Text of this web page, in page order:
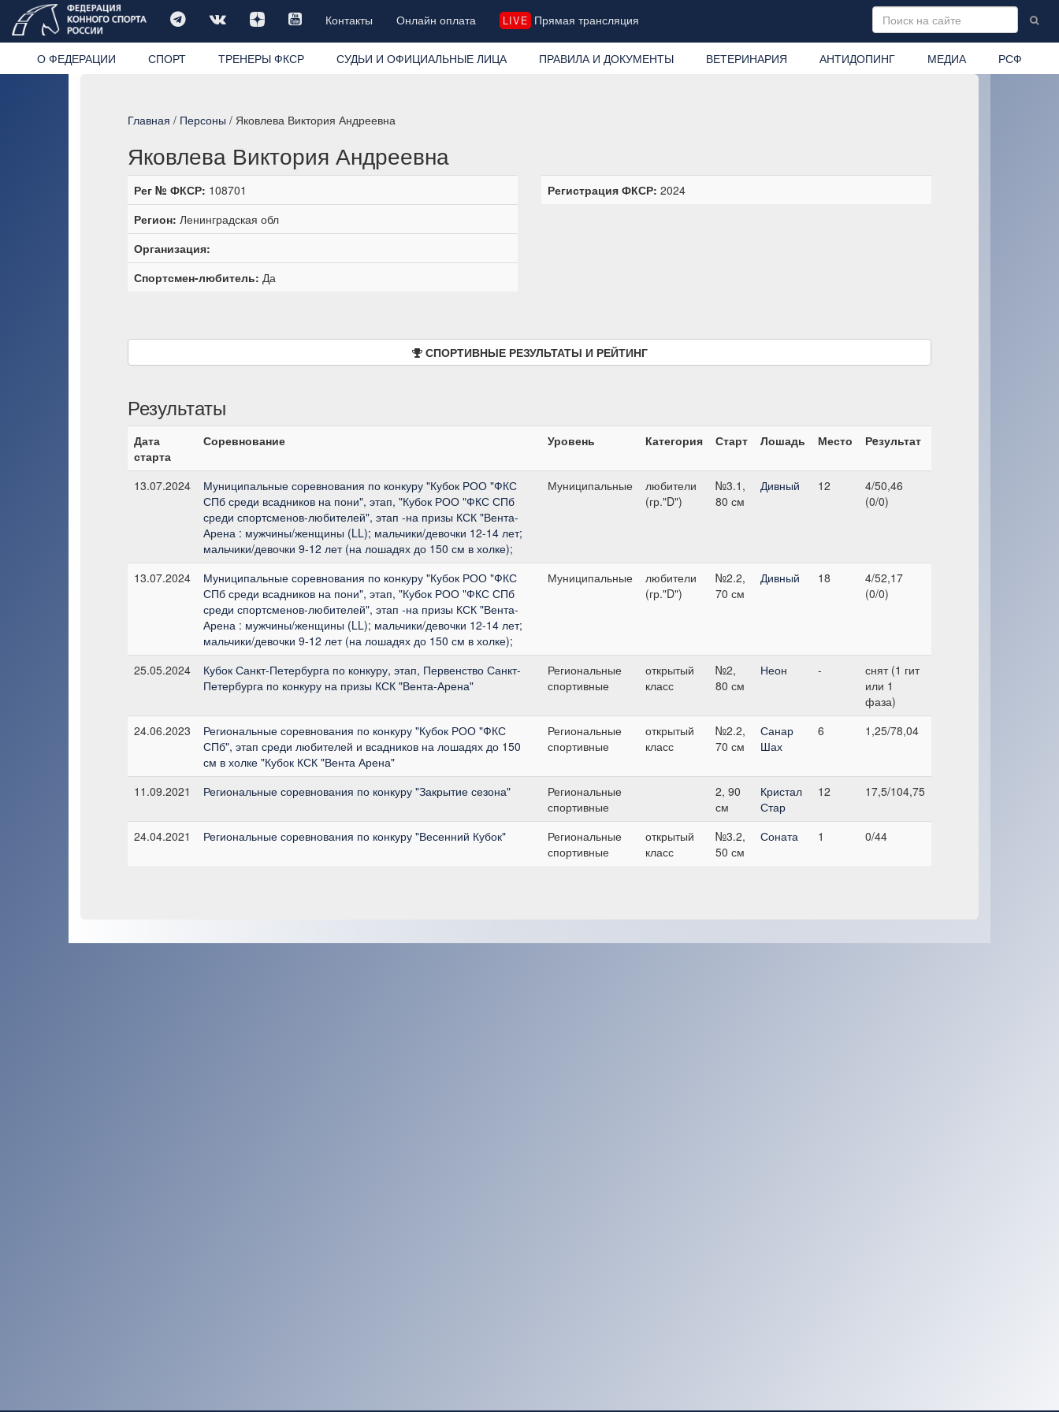
Контакты Онлайн оплата LIVE Прямая трансляция
О ФЕДЕРАЦИИ СПОРТ ТРЕНЕРЫ ФКСР СУДЬИ И ОФИЦИАЛЬНЫЕ ЛИЦА ПРАВИЛА И ДОКУМЕНТЫ ВЕТЕРИНАРИЯ АНТИДОПИНГ МЕДИА РСФ
Главная / Персоны / Яковлева Виктория Андреевна
Яковлева Виктория Андреевна
Рег № ФКСР: 108701
Регион: Ленинградская обл
Организация:
Спортсмен-любитель: Да
Регистрация ФКСР: 2024
СПОРТИВНЫЕ РЕЗУЛЬТАТЫ И РЕЙТИНГ
Результаты
Дата
старта
Соревнование Уровень Категория Старт Лошадь Место Рeзультат
13.07.2024
Муниципальные соревнования по конкуру "Кубок РОО "ФКС
СПб среди всадников на пони", этап, "Кубок РОО "ФКС СПб
среди спортсменов-любителей", этап -на призы КСК "Вента-
Арена : мужчины/женщины (LL); мальчики/девочки 12-14 лет;
мальчики/девочки 9-12 лет (на лошадях до 150 см в холке);
Муниципальные
любители
(гр."D")
№3.1,
80 см
Дивный 12
4/50,46
(0/0)
13.07.2024
Муниципальные соревнования по конкуру "Кубок РОО "ФКС
СПб среди всадников на пони", этап, "Кубок РОО "ФКС СПб
среди спортсменов-любителей", этап -на призы КСК "Вента-
Арена : мужчины/женщины (LL); мальчики/девочки 12-14 лет;
мальчики/девочки 9-12 лет (на лошадях до 150 см в холке);
Муниципальные
любители
(гр."D")
№2.2,
70 см
Дивный 18
4/52,17
(0/0)
25.05.2024
Кубок Санкт-Петербурга по конкуру, этап, Первенство Санкт-
Петербурга по конкуру на призы КСК "Вента-Арена"
Региональные
спортивные
открытый
класс
№2,
80 см
Неон -
снят (1 гит
или 1
фаза)
24.06.2023
Региональные соревнования по конкуру "Кубок РОО "ФКС
СПб", этап среди любителей и всадников на лошадях до 150
см в холке "Кубок КСК "Вента Арена"
Региональные
спортивные
открытый
класс
№2.2,
70 см
Санар
Шах
6 1,25/78,04
11.09.2021 Региональные соревнования по конкуру "Закрытие сезона"
Региональные
спортивные
2, 90
см
Кристал
Стар
12 17,5/104,75
24.04.2021 Региональные соревнования по конкуру "Весенний Кубок"
Региональные
спортивные
открытый
класс
№3.2,
50 см
Соната 1 0/44